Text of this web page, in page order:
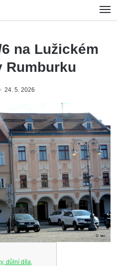
na Lužickém
Rumburku
24. 5. 2026
důlní díla,